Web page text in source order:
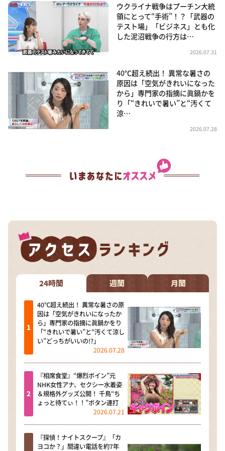
ウクライナ戦争はプーチン大統
領にとって“手術”！？「武器の
テスト場」「ビジネス」とも化
した泥沼戦争の行方は…
2026.07.31
40℃超え続出！ 異常な暑さの
原因は「空気がきれいになった
から」専門家の指摘に眞鍋かを
り「“きれいで暑い”と“汚くて
涼…
2026.07.28
24時間 週間 月間
40℃超え続出！ 異常な暑さの原
因は「空気がきれいになったか
ら」専門家の指摘に眞鍋かをり
「“きれいで暑い”と“汚くて涼し
い”どっちがいいの!?」
2026.07.28
『相席食堂』“爆烈ボイン”元
NHK女性アナ、セクシー水着姿
＆規格外グッズ公開！ 千鳥“ち
ょっと待てぃ！！”ボタン連打
2026.07.21
『探偵！ナイトスクープ』「カ
ヨコか？」間違い電話を約7年